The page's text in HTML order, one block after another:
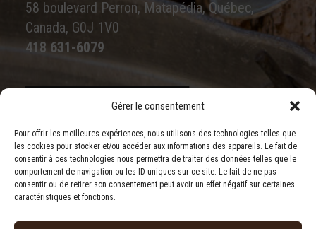
Gérer le consentement
Pour offrir les meilleures expériences, nous utilisons des technologies telles que
les cookies pour stocker et/ou accéder aux informations des appareils. Le fait de
consentir à ces technologies nous permettra de traiter des données telles que le
comportement de navigation ou les ID uniques sur ce site. Le fait de ne pas
consentir ou de retirer son consentement peut avoir un effet négatif sur certaines
caractéristiques et fonctions.
58 boulevard Perron, Matapédia, Québec,
Canada, G0J 1V0
418 631-6079
Écrivez-nous